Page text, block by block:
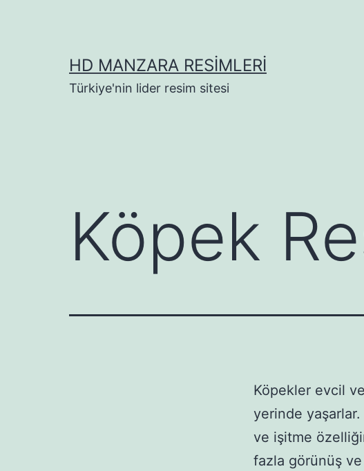
HD MANZARA RESIMLERI
Türkiye'nin lider resim sitesi
Köpek
Köpekler evcil
yerinde
ve işitme
fazla görünüş ve